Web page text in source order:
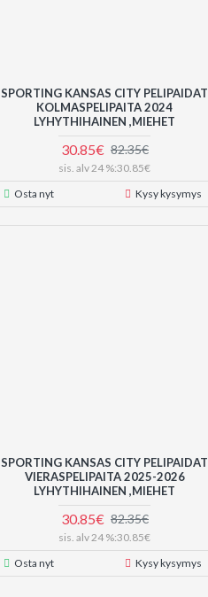
SPORTING KANSAS CITY PELIPAIDAT
KOLMASPELIPAITA 2024
LYHYTHIHAINEN ,MIEHET
30.85€ 82.35€
sis. alv 24 %:30.85€
Osta nyt
Kysy kysymys
SPORTING KANSAS CITY PELIPAIDAT
VIERASPELIPAITA 2025-2026
LYHYTHIHAINEN ,MIEHET
30.85€ 82.35€
sis. alv 24 %:30.85€
Osta nyt
Kysy kysymys